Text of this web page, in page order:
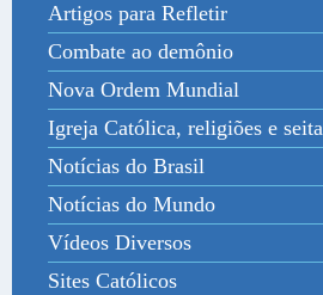
Artigos para Refletir
Combate ao demônio
Nova Ordem Mundial
Igreja Católica, religiões e
Notícias do Brasil
Notícias do Mundo
Vídeos Diversos
Sites Católicos